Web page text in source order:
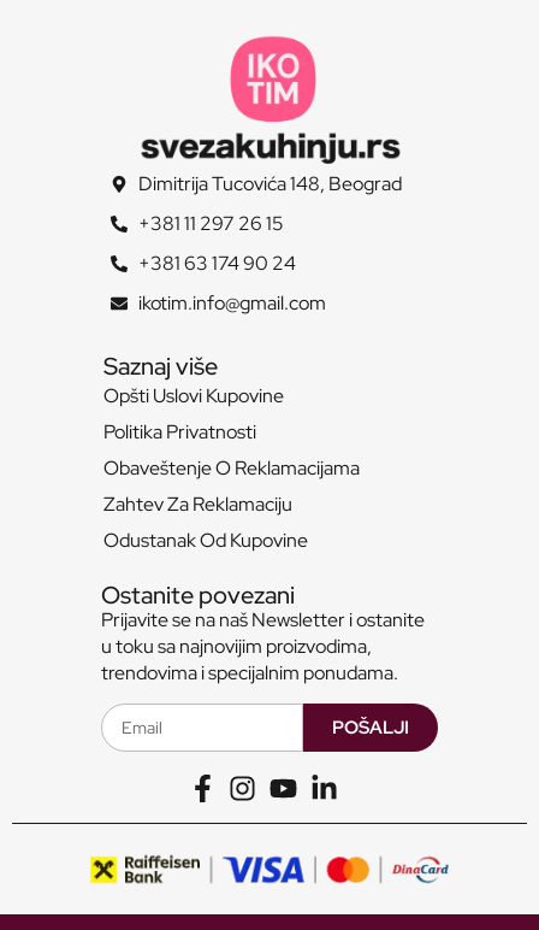
Dimitrija Tucovića 148, Beograd
+381 11 297 26 15
+381 63 174 90 24
ikotim.info@gmail.com
Saznaj više
Opšti Uslovi Kupovine
Politika Privatnosti
Obaveštenje O Reklamacijama
Zahtev Za Reklamaciju
Odustanak Od Kupovine
Ostanite povezani
Prijavite se na naš Newsletter i ostanite
u toku sa najnovijim proizvodima,
trendovima i specijalnim ponudama.
POŠALJI